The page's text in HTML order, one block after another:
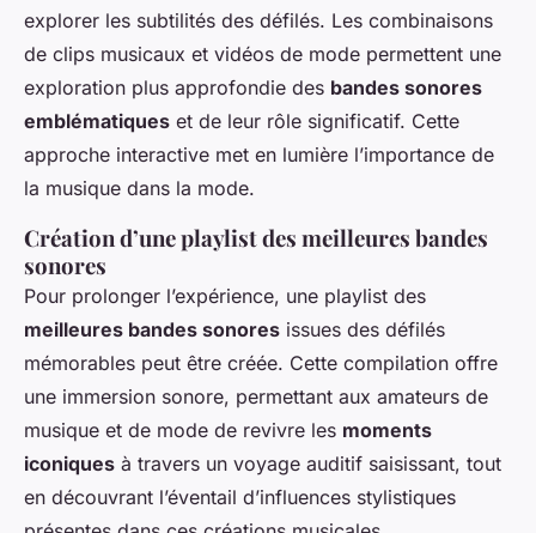
explorer les subtilités des défilés. Les combinaisons
de clips musicaux et vidéos de mode permettent une
exploration plus approfondie des bandes sonores
emblématiques et de leur rôle significatif. Cette
approche interactive met en lumière l’importance de
la musique dans la mode.
Création d’une playlist des meilleures bandes
sonores
Pour prolonger l’expérience, une playlist des
meilleures bandes sonores issues des défilés
mémorables peut être créée. Cette compilation offre
une immersion sonore, permettant aux amateurs de
musique et de mode de revivre les moments
iconiques à travers un voyage auditif saisissant, tout
en découvrant l’éventail d’influences stylistiques